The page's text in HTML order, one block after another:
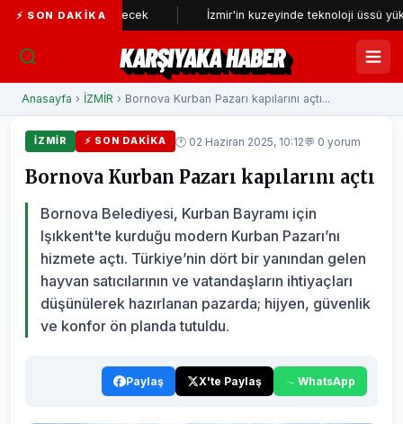
⚡ SON DAKIKA
incelenecek İzmir'in kuzeyinde teknoloji üssü yükseliyor
KARŞIYAKA HABER
Anasayfa › İZMİR › Bornova Kurban Pazarı kapılarını açtı...
İZMİR ⚡ SON DAKIKA 🕐 02 Haziran 2025, 10:12💬 0 yorum
Bornova Kurban Pazarı kapılarını açtı
Bornova Belediyesi, Kurban Bayramı için
Işıkkent'te kurduğu modern Kurban Pazarı’nı
hizmete açtı. Türkiye’nin dört bir yanından gelen
hayvan satıcılarının ve vatandaşların ihtiyaçları
düşünülerek hazırlanan pazarda; hijyen, güvenlik
ve konfor ön planda tutuldu.
Paylaş X'te Paylaş WhatsApp